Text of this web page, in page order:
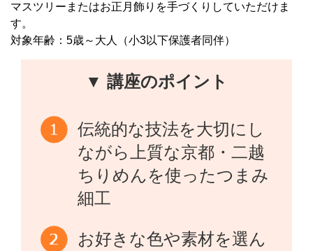
マスツリーまたはお正月飾りを手づくりしていただけま
す。
対象年齢：5歳～大人（小3以下保護者同伴）
▼ 講座のポイント
伝統的な技法を大切にし
ながら上質な京都・二越
ちりめんを使ったつまみ
細工
お好きな色や素材を選ん